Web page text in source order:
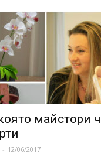
майстори
- 12/06/2017